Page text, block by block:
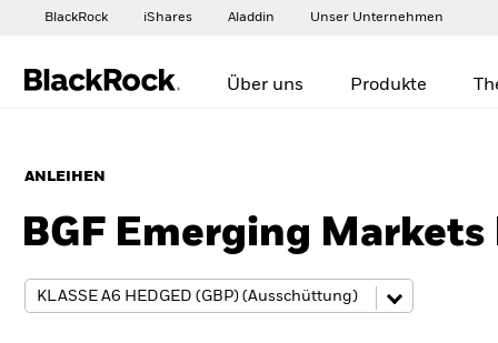
BlackRock iShares Aladdin Unser Unternehmen
Über uns Produkte
ANLEIHEN
BGF Emerging